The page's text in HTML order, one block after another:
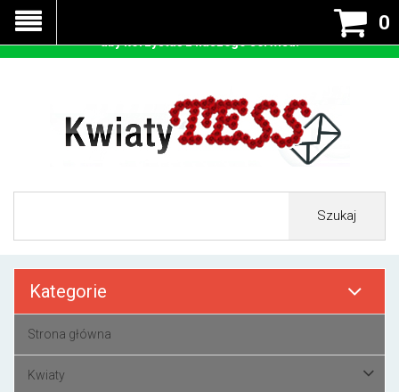
0
Szukaj
Kategorie
Strona główna
Kwiaty
Nasza strona korzysta z cookies - czyli tzw ciastek w celu
prawidłowego działania. Zaakceptuj przyjmowanie cookies
aby korzystać z naszego serwisu.